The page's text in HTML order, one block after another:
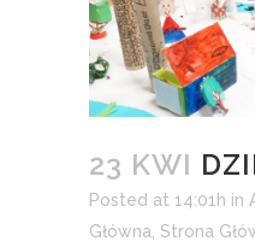
23 KWI
Posted at 14:01h in
Główna, Strona